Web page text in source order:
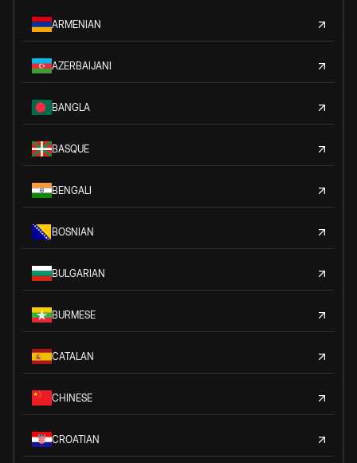
ARMENIAN
AZERBAIJANI
BANGLA
BASQUE
BENGALI
BOSNIAN
BULGARIAN
BURMESE
CATALAN
CHINESE
CROATIAN